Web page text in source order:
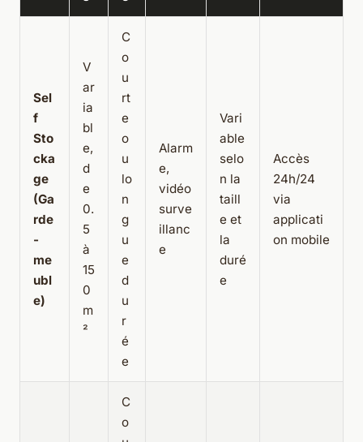
Sel
f
Sto
cka
ge
(Ga
rde
-
me
ubl
e)
V
ar
ia
bl
e,
d
e
0.
5
à
15
0
m
²
C
o
u
rt
e
o
u
lo
n
g
u
e
d
u
r
é
e
Alarm
e,
vidéo
surve
illanc
e
Vari
able
selo
n la
taill
e et
la
duré
e
Accès
24h/24
via
applicati
on mobile
C
o